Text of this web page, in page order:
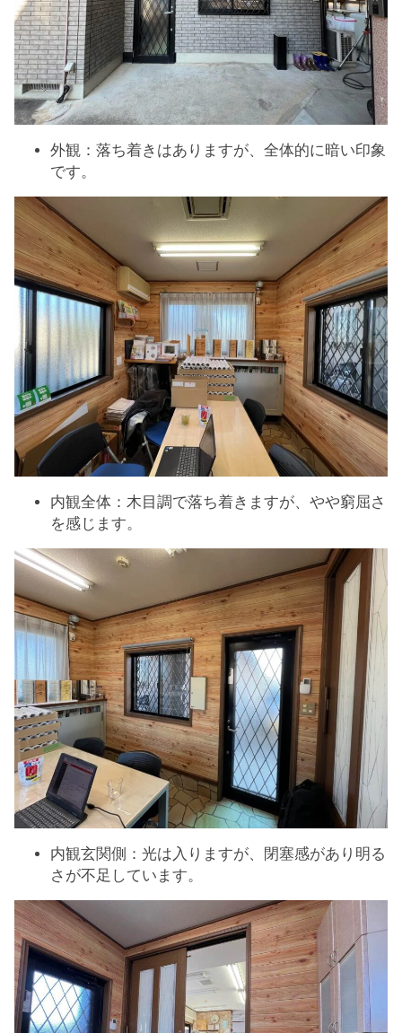
外観：落ち着きはありますが、全体的に暗い印象
です。
内観全体：木目調で落ち着きますが、やや窮屈さ
を感じます。
内観玄関側：光は入りますが、閉塞感があり明る
さが不足しています。